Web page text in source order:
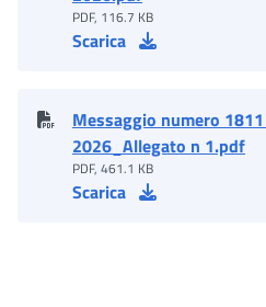
PDF, 116.7 KB
Scarica
Messaggio numero
2026_Allegato n 1.pdf
PDF, 461.1 KB
Scarica